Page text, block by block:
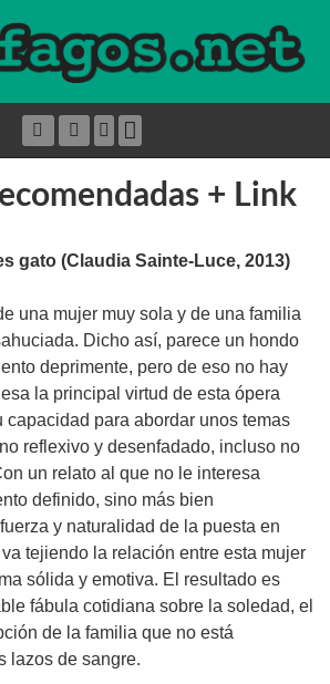
+ Link
gato (Claudia Sainte-Luce, 2013)
una mujer muy sola y de una familia
Dicho así, parece un hondo
deprimente, pero de eso no hay
la principal virtud de esta ópera
capacidad para abordar unos temas
reflexivo y desenfadado, incluso no
un relato al que no le interesa
definido, sino más bien
y naturalidad de la puesta en
tejiendo la relación entre esta mujer
sólida y emotiva. El resultado es
fábula cotidiana sobre la soledad, el
de la familia que no está
lazos de sangre.